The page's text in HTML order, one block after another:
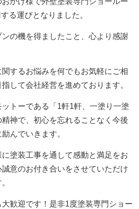
る運びとなりました。
の機を得ましたこと、心より感謝
するお悩みを何でもお気軽にご相
して会社経営を進めております。
トーである「1軒1軒、一塗り一塗
神で、初心を忘れることなく今後
んでいきます。
塗装工事を通して感動と満足をお
意のお付き合いをさせていただけ
歓迎です！是非1度塗装専門ショー